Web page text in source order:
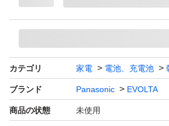
カテゴリ 家電 電池、充電池
ブランド Panasonic EVOLTA
商品の状態 未使用